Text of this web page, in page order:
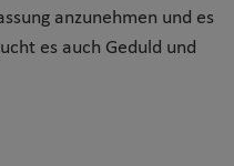
anzunehmen und es
es auch Geduld und